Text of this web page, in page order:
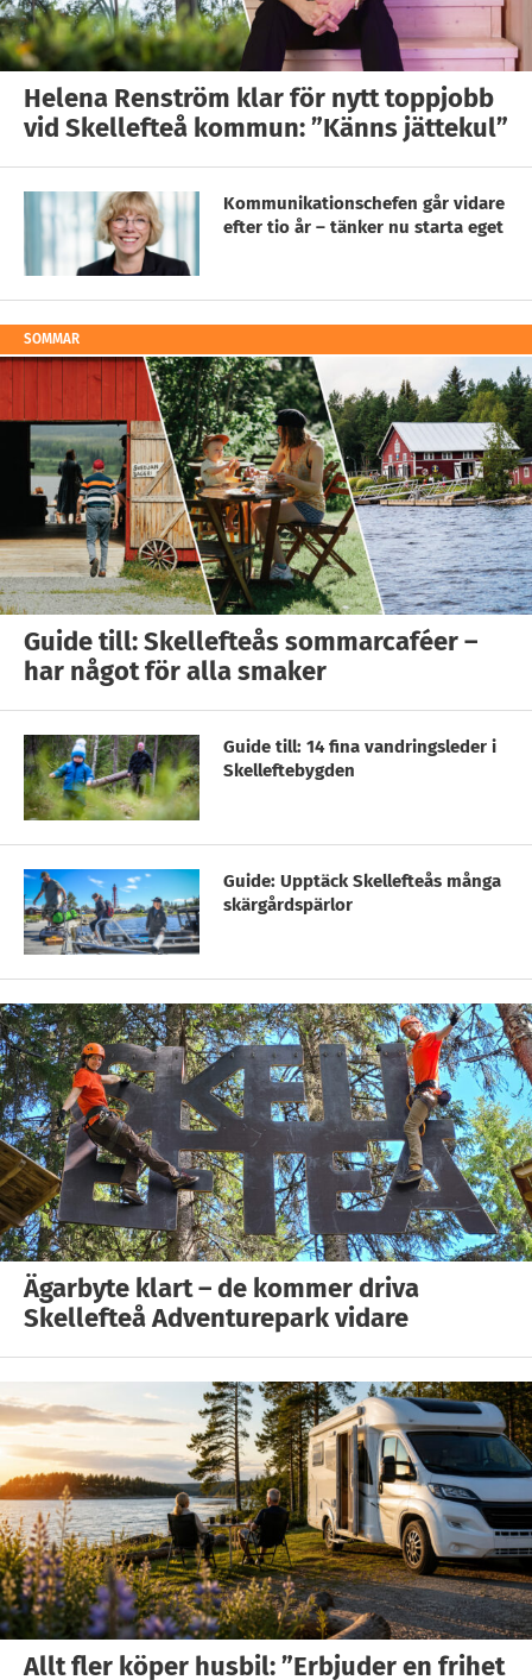
Helena Renström klar för nytt toppjobb
vid Skellefteå kommun: ”Känns jättekul”
Kommunikationschefen går vidare
efter tio år – tänker nu starta eget
SOMMAR
Guide till: Skellefteås sommarcaféer –
har något för alla smaker
Guide till: 14 fina vandringsleder i
Skelleftebygden
Guide: Upptäck Skellefteås många
skärgårdspärlor
Ägarbyte klart – de kommer driva
Skellefteå Adventurepark vidare
Allt fler köper husbil: ”Erbjuder en frihet